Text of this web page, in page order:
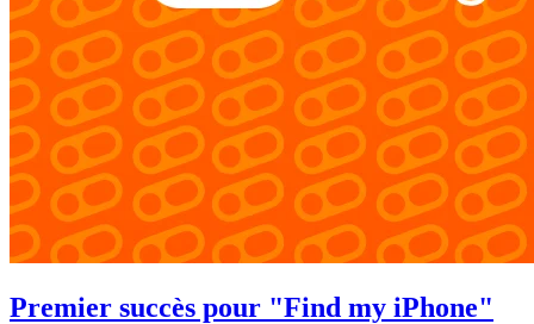
Premier succès pour "Find my iPhone"